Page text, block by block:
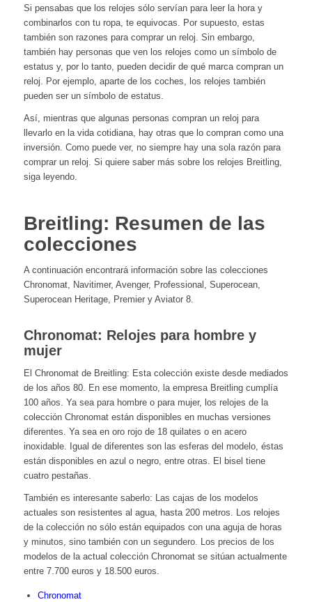
Si pensabas que los relojes sólo servían para leer la hora y
combinarlos con tu ropa, te equivocas. Por supuesto, estas
también son razones para comprar un reloj. Sin embargo,
también hay personas que ven los relojes como un símbolo de
estatus y, por lo tanto, pueden decidir de qué marca compran un
reloj. Por ejemplo, aparte de los coches, los relojes también
pueden ser un símbolo de estatus.
Así, mientras que algunas personas compran un reloj para
llevarlo en la vida cotidiana, hay otras que lo compran como una
inversión. Como puede ver, no siempre hay una sola razón para
comprar un reloj. Si quiere saber más sobre los relojes Breitling,
siga leyendo.
Breitling: Resumen de las
colecciones
A continuación encontrará información sobre las colecciones
Chronomat, Navitimer, Avenger, Professional, Superocean,
Superocean Heritage, Premier y Aviator 8.
Chronomat: Relojes para hombre y
mujer
El Chronomat de Breitling: Esta colección existe desde mediados
de los años 80. En ese momento, la empresa Breitling cumplía
100 años. Ya sea para hombre o para mujer, los relojes de la
colección Chronomat están disponibles en muchas versiones
diferentes. Ya sea en oro rojo de 18 quilates o en acero
inoxidable. Igual de diferentes son las esferas del modelo, éstas
están disponibles en azul o negro, entre otras. El bisel tiene
cuatro pestañas.
También es interesante saberlo: Las cajas de los modelos
actuales son resistentes al agua, hasta 200 metros. Los relojes
de la colección no sólo están equipados con una aguja de horas
y minutos, sino también con un segundero. Los precios de los
modelos de la actual colección Chronomat se sitúan actualmente
entre 7.700 euros y 18.500 euros.
Chronomat